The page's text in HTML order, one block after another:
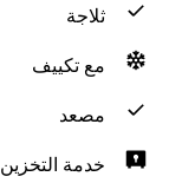
ثلاجة
مع تكييف
مصعد
خدمة التخزين